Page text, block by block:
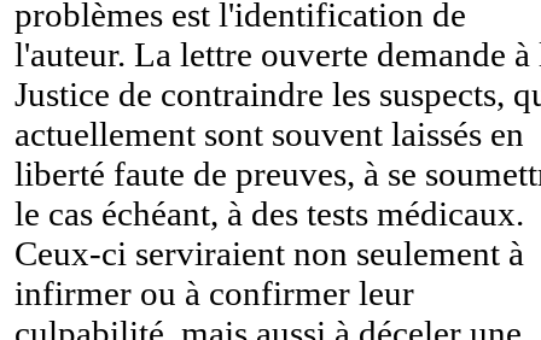
problèmes est l'identification de
l'auteur. La lettre ouverte demande à
Justice de contraindre les suspects,
actuellement sont souvent laissés en
liberté faute de preuves, à se
le cas échéant, à des tests médicaux.
Ceux-ci serviraient non seulement à
infirmer ou à confirmer leur